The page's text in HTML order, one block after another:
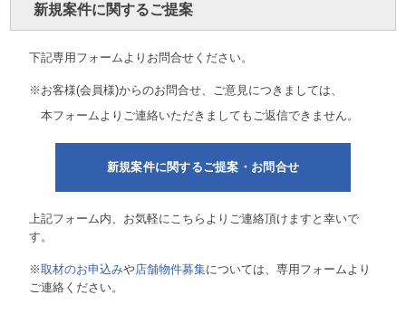
新規案件に関するご提案
下記専用フォームよりお問合せください。
※お客様(会員様)からのお問合せ、ご意見につきましては、
本フォームよりご連絡いただきましてもご返信できません。
新規案件に関するご提案・お問合せ
上記フォーム内、お気軽にこちらよりご連絡頂けますと幸いで
す。
※取材のお申込みや店舗物件募集については、専用フォームより
ご連絡ください。